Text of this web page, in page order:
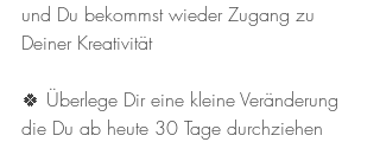
und Du bekommst wieder Zugang zu
Deiner Kreativität
🍀 Überlege Dir eine kleine Veränderung
die Du ab heute 30 Tage durchziehen